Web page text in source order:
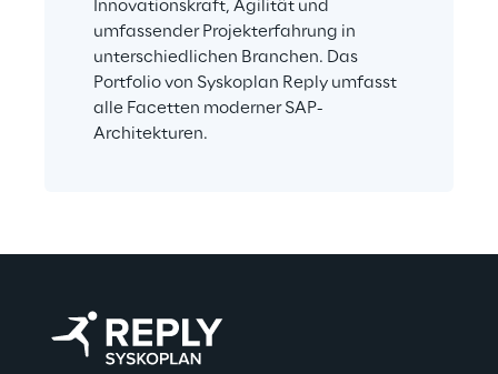
Innovationskraft, Agilität und
umfassender Projekterfahrung in
unterschiedlichen Branchen. Das
Portfolio von Syskoplan Reply umfasst
alle Facetten moderner SAP-
Architekturen.